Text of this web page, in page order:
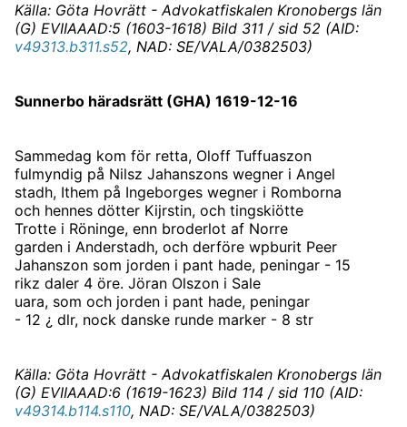
Källa: Göta Hovrätt - Advokatfiskalen Kronobergs län
(G) EVIIAAAD:5 (1603-1618) Bild 311 / sid 52 (AID:
v49313.b311.s52, NAD: SE/VALA/0382503)
Sunnerbo häradsrätt (GHA) 1619-12-16
Sammedag kom för retta, Oloff Tuffuaszon
fulmyndig på Nilsz Jahanszons wegner i Angel
stadh, Ithem på Ingeborges wegner i Romborna
och hennes dötter Kijrstin, och tingskiötte
Trotte i Röninge, enn broderlot af Norre
garden i Anderstadh, och derföre wpburit Peer
Jahanszon som jorden i pant hade, peningar - 15
rikz daler 4 öre. Jöran Olszon i Sale
uara, som och jorden i pant hade, peningar
- 12 ¿ dlr, nock danske runde marker - 8 str
Källa: Göta Hovrätt - Advokatfiskalen Kronobergs län
(G) EVIIAAAD:6 (1619-1623) Bild 114 / sid 110 (AID:
v49314.b114.s110, NAD: SE/VALA/0382503)